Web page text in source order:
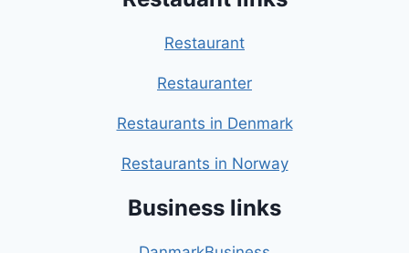
Restaurant
Restauranter
Restaurants in Denmark
Restaurants in Norway
Business links